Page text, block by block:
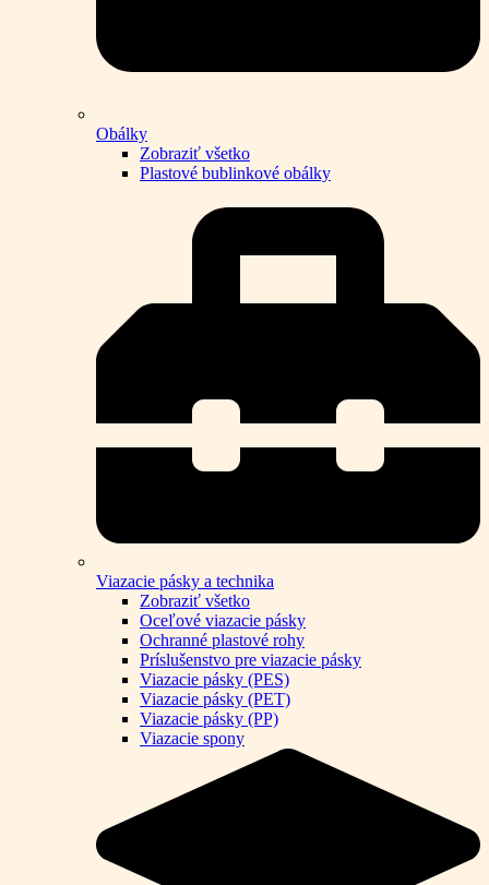
Obálky
Zobraziť všetko
Plastové bublinkové obálky
Viazacie pásky a technika
Zobraziť všetko
Oceľové viazacie pásky
Ochranné plastové rohy
Príslušenstvo pre viazacie pásky
Viazacie pásky (PES)
Viazacie pásky (PET)
Viazacie pásky (PP)
Viazacie spony